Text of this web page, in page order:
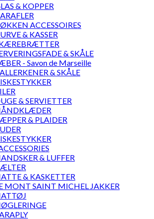
& KOPPER
ACCESSOIRES
& KASSER
& SKÅLE
- Savon de Marseille
& SKÅLE
& SERVIETTER
& PLAIDER
& LUFFER
& KASKETTER
MONT SAINT MICHEL JAKKER